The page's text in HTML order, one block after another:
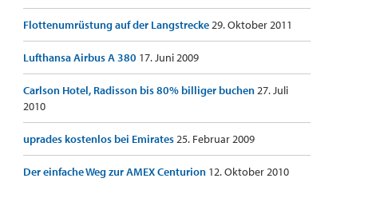
Flottenumrüstung auf der Langstrecke29. Oktober 2011
Lufthansa Airbus A 380 17. Juni 2009
Carlson Hotel, Radisson bis 80% billiger buchen27. Juli
2010
uprades kostenlos bei Emirates25. Februar 2009
Der einfache Weg zur AMEX Centurion 12. Oktober 2010